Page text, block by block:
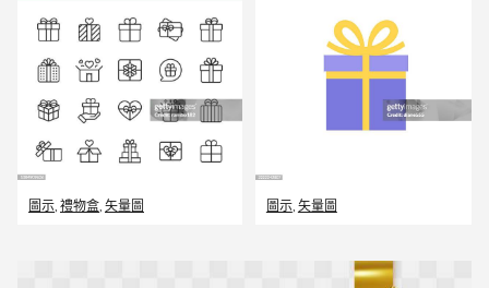
圖示, 禮物盒, 矢量圖 圖示, 矢量圖